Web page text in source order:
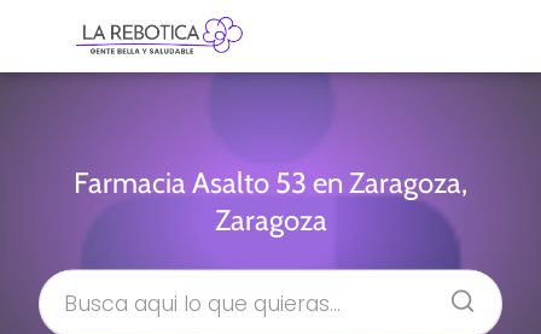
Farmacia Asalto 53 en Zaragoza,
Zaragoza